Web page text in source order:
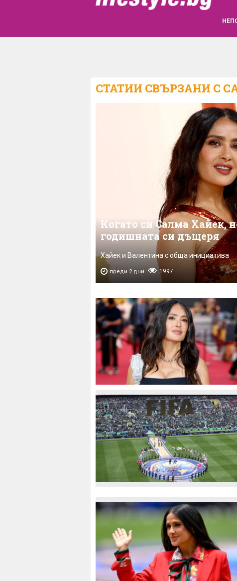
СТАТИИ СВЪРЗАНИ С
Когато си Салма Хайек,
годишната си дъщеря
Хайек и Валентина с обща инициатива
преди 2 дни 1997